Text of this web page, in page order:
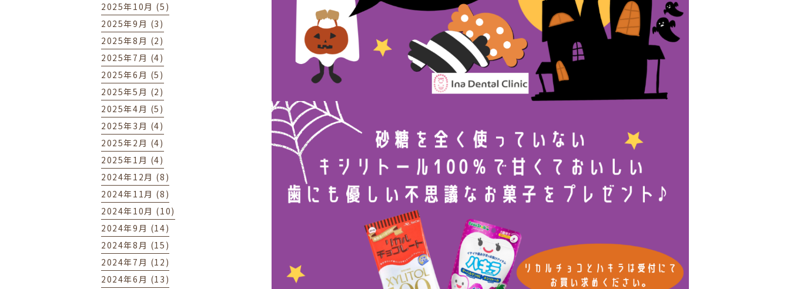
2025年10月 (5)
2025年9月 (3)
2025年8月 (2)
2025年7月 (4)
2025年6月 (5)
2025年5月 (2)
2025年4月 (5)
2025年3月 (4)
2025年2月 (4)
2025年1月 (4)
2024年12月 (8)
2024年11月 (8)
2024年10月 (10)
2024年9月 (14)
2024年8月 (15)
2024年7月 (12)
2024年6月 (13)